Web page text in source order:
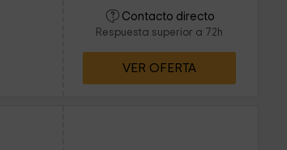
Contacto directo
Respuesta superior a 72h
VER OFERTA